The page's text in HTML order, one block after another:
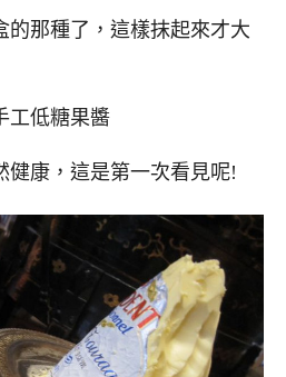
的那種了，這樣抹起來才大
工低糖果醬
健康，這是第一次看見呢!